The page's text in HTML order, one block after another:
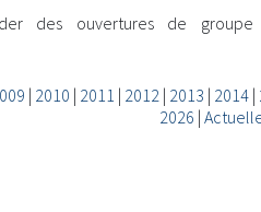
des ouvertures de
| 2010 | 2011 | 2012| 2013 | 2014|
2026 |